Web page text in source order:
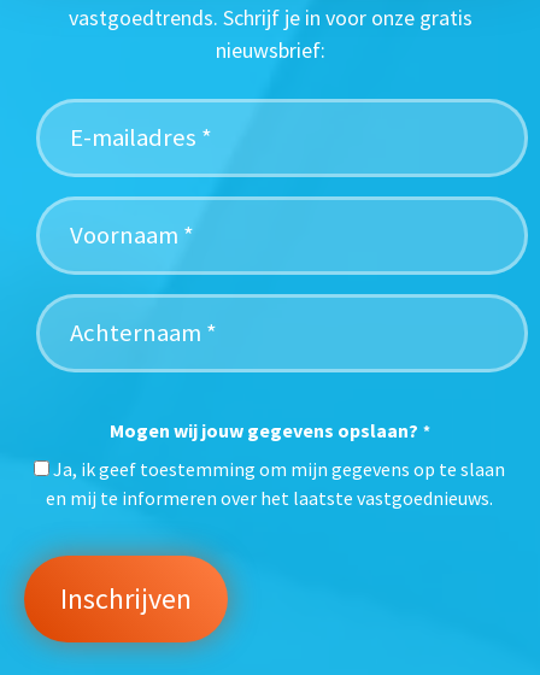
vastgoedtrends. Schrijf je in voor onze gratis
nieuwsbrief:
Mogen wij jouw gegevens opslaan? *
Ja, ik geef toestemming om mijn gegevens op te slaan
en mij te informeren over het laatste vastgoednieuws.